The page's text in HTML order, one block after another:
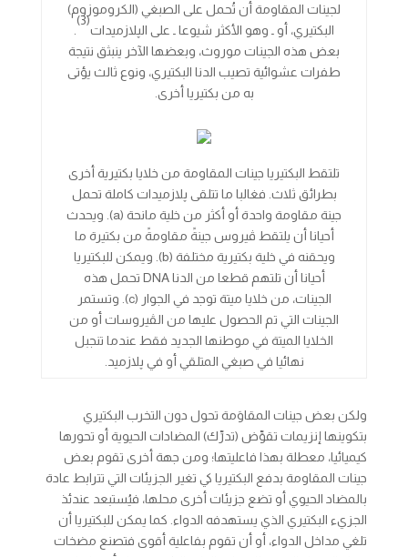
لجينات المقاومة أن تُحمل على الصبغي (الكروموزوم)
البكتيري، أو ـ وهو الأكثر شيوعا ـ على الپلازميدات
(3)
بعض هذه الجينات موروث، وبعضها الآخر ينبثق نتيجة
طفرات عشوائية تصيب الدنا البكتيري، ونوع ثالث يؤتى
به من بكتيريا أخرى.
تلتقط البكتيريا جينات المقاومة من خلايا بكتيرية أخرى
بطرائق ثلاث. فغالبا ما تتلقى پلازميدات كاملة تحمل
جينة مقاومة واحدة أو أكثر من خلية مانحة (a). ويحدث
أحيانا أن يلتقط ڤيروس جينةً مقاومةً من بكتيرة ما
ويحقنه في خلية بكتيرية مختلفة (b). ويمكن للبكتيريا
أحيانا أن تلتهم قطعا من الدنا DNA تحمل هذه
الجينات، من خلايا ميتة توجد في الجوار (c). وتستمر
الجينات التي تم الحصول عليها من الڤيروسات أو من
الخلايا الميتة في موطنها الجديد فقط عندما تنجبل
نهائيا في صبغي المتلقي أو في پلازميد.
ولكن بعض جينات المقاوَمة تحول دون التخرب البكتيري
بتكوينها إنزيمات تقوِّض (تدرِّك) المضادات الحيوية أو تحورها
كيميائيا، معطلة بهذا فاعليتها؛ ومن جهة أخرى تقوم بعض
جينات المقاومة بدفع البكتيريا كي تغير الجزيئات التي تترابط عادة
بالمضاد الحيوي أو تضع جزيئات أخرى محلها، فيُستبعد عندئذ
الجزيء البكتيري الذي يستهدفه الدواء. كما يمكن للبكتيريا أن
تلغي مداخل الدواء، أو أن تقوم بفاعلية أقوى فتصنع مضخات